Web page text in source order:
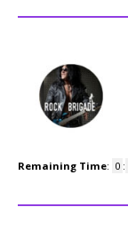
Remaining Time: 0 :